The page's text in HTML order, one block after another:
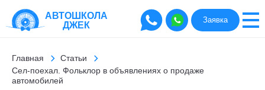
АВТОШКОЛА
ДЖЕК
Заявка
Главная
Статьи
Сел-поехал. Фольклор в объявлениях о продаже
автомобилей